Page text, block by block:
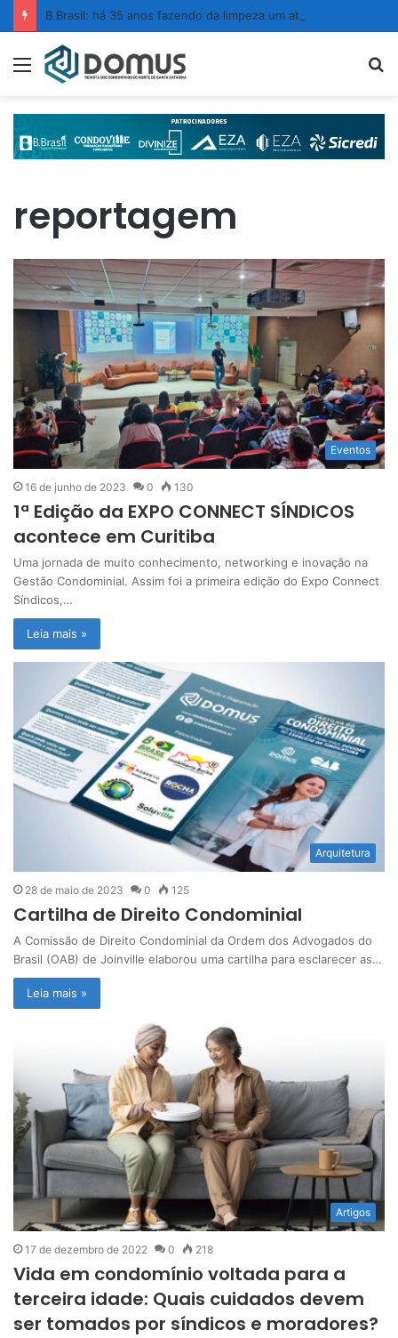
Menu
reportagem
Eventos
16 de junho de 2023 0 130
1ª Edição da EXPO CONNECT SÍNDICOS
acontece em Curitiba
Uma jornada de muito conhecimento, networking e inovação na
Gestão Condominial. Assim foi a primeira edição do Expo Connect
Síndicos,…
Leia mais »
Arquitetura
28 de maio de 2023 0 125
Cartilha de Direito Condominial
A Comissão de Direito Condominial da Ordem dos Advogados do
Brasil (OAB) de Joinville elaborou uma cartilha para esclarecer as…
Leia mais »
Artigos
17 de dezembro de 2022 0 218
Vida em condomínio voltada para a
terceira idade: Quais cuidados devem
ser tomados por síndicos e moradores?